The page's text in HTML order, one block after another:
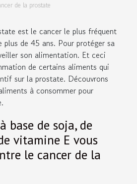
de la prostate
est le cancer le plus fréquent
plus de 45 ans. Pour protéger sa
son alimentation. Et ceci
de certains aliments qui
sur la prostate. Découvrons
à consommer pour
base de soja, de
vitamine E vous
le cancer de la